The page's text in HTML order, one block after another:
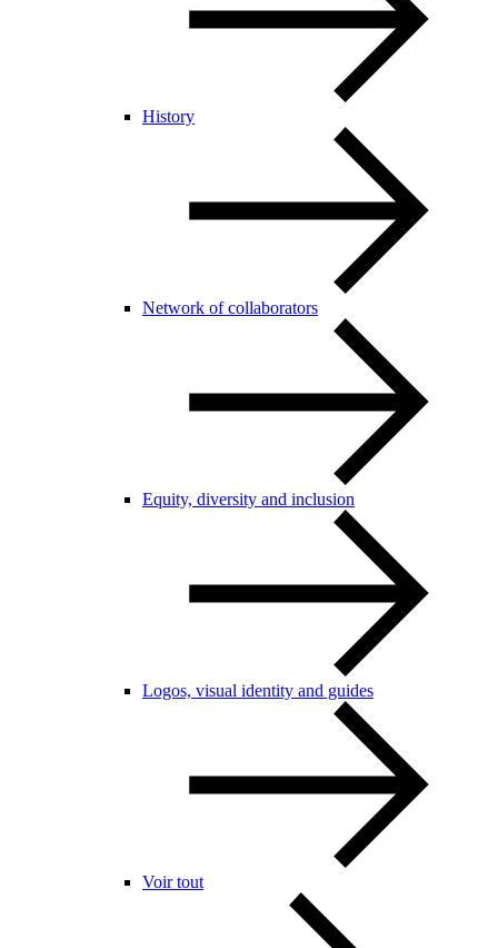
History
Network of collaborators
Equity, diversity and inclusion
Logos, visual identity and guides
Voir tout